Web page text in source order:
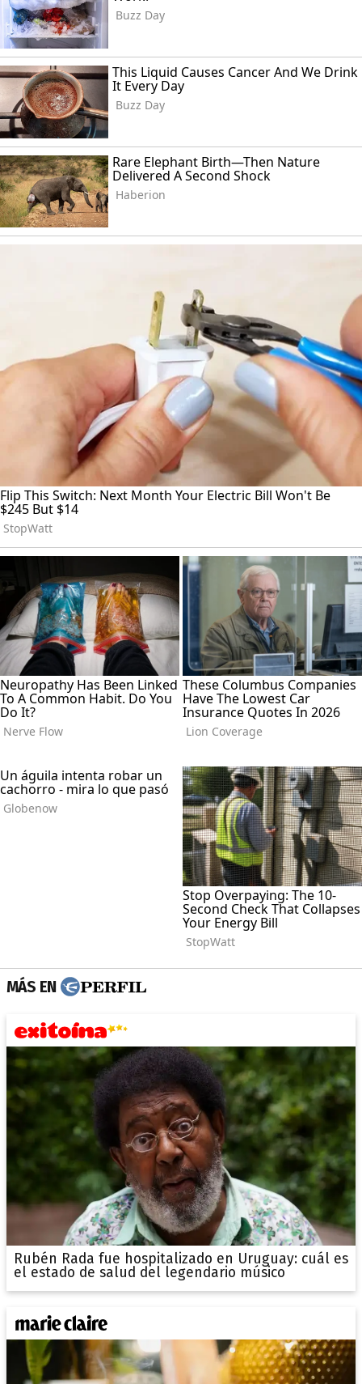
MÁS EN
Rubén Rada fue hospitalizado en Uruguay: cuál es
el estado de salud del legendario músico